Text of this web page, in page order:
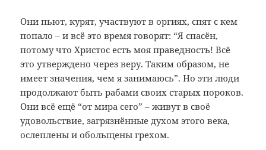
Они пьют, курят, участвуют в оргиях, спят с кем
попало – и всё это время говорят: “Я спасён,
потому что Христос есть моя праведность! Всё
это утверждено через веру. Таким образом, не
имеет значения, чем я занимаюсь”. Но эти люди
продолжают быть рабами своих старых пороков.
Они всё ещё “от мира сего” – живут в своё
удовольствие, загрязнённые духом этого века,
ослеплены и обольщены грехом.